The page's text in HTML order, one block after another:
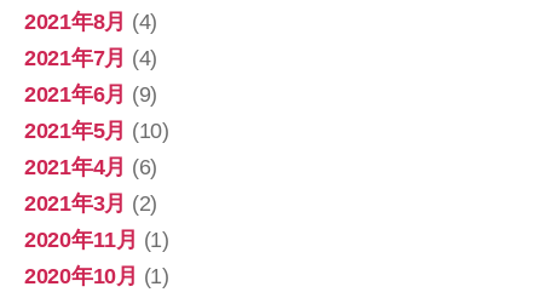
2021年8月 (4)
2021年7月 (4)
2021年6月 (9)
2021年5月 (10)
2021年4月 (6)
2021年3月 (2)
2020年11月 (1)
2020年10月 (1)